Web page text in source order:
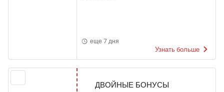
еще 7 дня
Узнать больше
ДВОЙНЫЕ БОНУСЫ